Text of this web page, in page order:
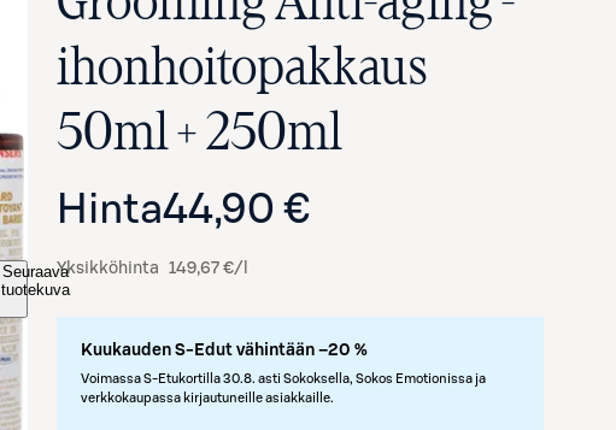
Seuraava
tuotekuva
ihonhoitopakkaus
50ml + 250ml
Hinta44,90 €
Yksikköhinta 149,67 €/l
Kuukauden S-Edut vähintään –20 %
Voimassa S-Etukortilla 30.8. asti Sokoksella, Sokos Emotionissa ja
verkkokaupassa kirjautuneille asiakkaille.